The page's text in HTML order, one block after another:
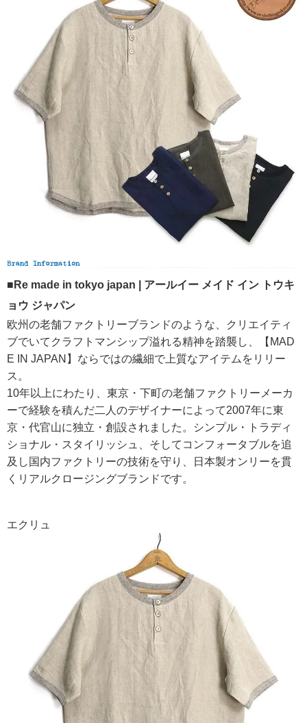
■Re made in tokyo japan | アールイー メイド イン トウキ
ョウ ジャパン
欧州の老舗ファクトリーブランドのような、クリエイティ
ブでいてクラフトマンシップ溢れる精神を踏襲し、【MAD
E IN JAPAN】ならではの繊細で上質なアイテムをリリー
ス。
10年以上にわたり、東京・下町の老舗ファクトリーメーカ
ーで経験を積んだ二人のデザイナーによって2007年に東
京・代官山に独立・創設されました。シンプル・トラディ
ショナル・スタイリッシュ、そしてコンフォータブルを追
及し国内ファクトリーの技術を守り、日本製オンリーを貫
くリアルクロージングブランドです。
エクリュ